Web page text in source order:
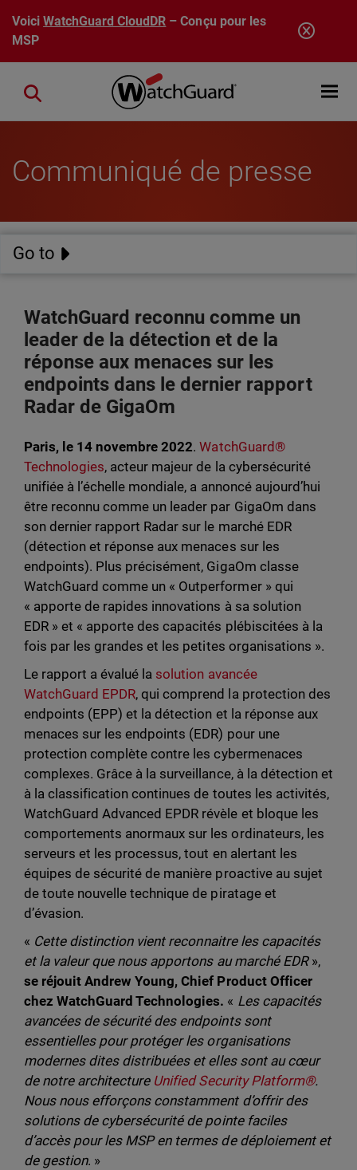
Aller au contenu principal
VoiciWatchGuard CloudDR – Conçu pour les
MSP
Open
Close search
Communiqué de presse
Go to
WatchGuard reconnu comme un
leader de la détection et de la
réponse aux menaces sur les
endpoints dans le dernier rapport
Radar de GigaOm
Paris, le 14 novembre 2022.WatchGuard®
Technologies, acteur majeur de la cybersécurité
unifiée à l’échelle mondiale, a annoncé aujourd’hui
être reconnu comme un leader par GigaOm dans
son dernier rapport Radar sur le marché EDR
(détection et réponse aux menaces sur les
endpoints). Plus précisément, GigaOm classe
WatchGuard comme un « Outperformer » qui
« apporte de rapides innovations à sa solution
EDR » et « apporte des capacités plébiscitées à la
fois par les grandes et les petites organisations ».
Le rapport a évalué la solution avancée
WatchGuard EPDR, qui comprend la protection des
endpoints (EPP) et la détection et la réponse aux
menaces sur les endpoints (EDR) pour une
protection complète contre les cybermenaces
complexes. Grâce à la surveillance, à la détection et
à la classification continues de toutes les activités,
WatchGuard Advanced EPDR révèle et bloque les
comportements anormaux sur les ordinateurs, les
serveurs et les processus, tout en alertant les
équipes de sécurité de manière proactive au sujet
de toute nouvelle technique de piratage et
d’évasion.
« Cette distinction vient reconnaitre les capacités
et la valeur que nous apportons au marché EDR»,
se réjouit Andrew Young, Chief Product Officer
chez WatchGuard Technologies. « Les capacités
avancées de sécurité des endpoints sont
essentielles pour protéger les organisations
modernes dites distribuées et elles sont au cœur
de notre architecture Unified Security Platform®.
Nous nous efforçons constamment d’offrir des
solutions de cybersécurité de pointe faciles
d’accès pour les MSP en termes de déploiement et
de gestion. »